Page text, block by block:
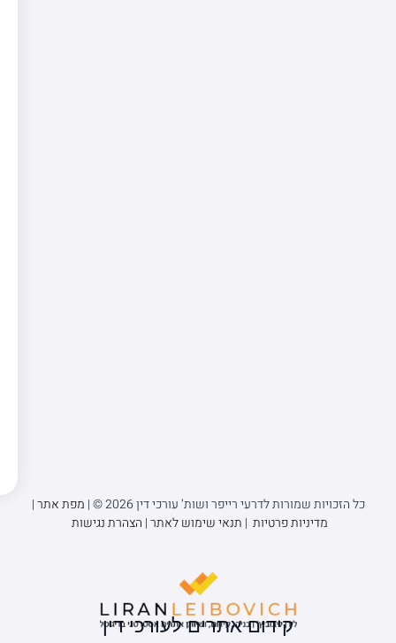
כל הזכויות שמורות לדרעי רייפר ושות’ עורכי דין 2026 © | מפת אתר|
מדיניות פרטיות | תנאי שימוש לאתר| הצהרת נגישות
קידום אתרים לעורכי דין